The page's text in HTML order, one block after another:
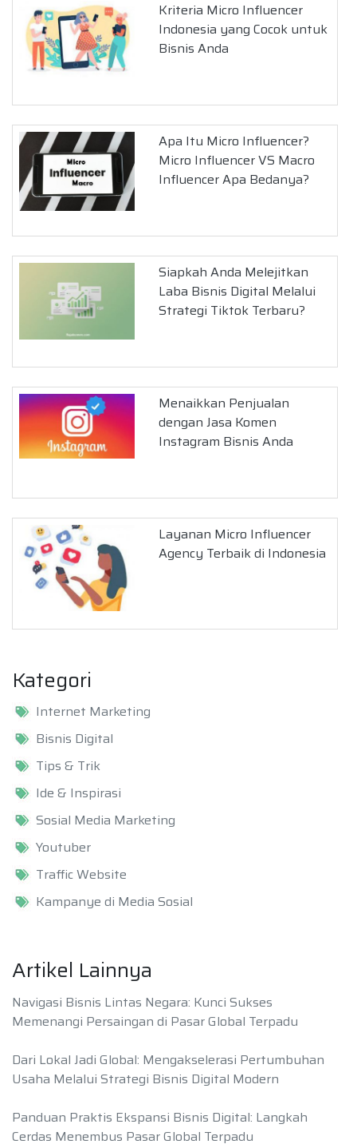
Kriteria Micro Influencer
Indonesia yang Cocok untuk
Bisnis Anda
Apa Itu Micro Influencer?
Micro Influencer VS Macro
Influencer Apa Bedanya?
Siapkah Anda Melejitkan
Laba Bisnis Digital Melalui
Strategi Tiktok Terbaru?
Menaikkan Penjualan
dengan Jasa Komen
Instagram Bisnis Anda
Layanan Micro Influencer
Agency Terbaik di Indonesia
Kategori
Internet Marketing
Bisnis Digital
Tips & Trik
Ide & Inspirasi
Sosial Media Marketing
Youtuber
Traffic Website
Kampanye di Media Sosial
Artikel Lainnya
Navigasi Bisnis Lintas Negara: Kunci Sukses
Memenangi Persaingan di Pasar Global Terpadu
Dari Lokal Jadi Global: Mengakselerasi Pertumbuhan
Usaha Melalui Strategi Bisnis Digital Modern
Panduan Praktis Ekspansi Bisnis Digital: Langkah
Cerdas Menembus Pasar Global Terpadu